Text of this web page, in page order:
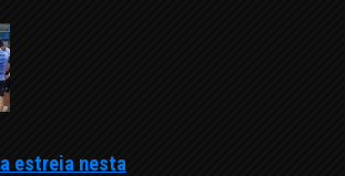
estreia nesta